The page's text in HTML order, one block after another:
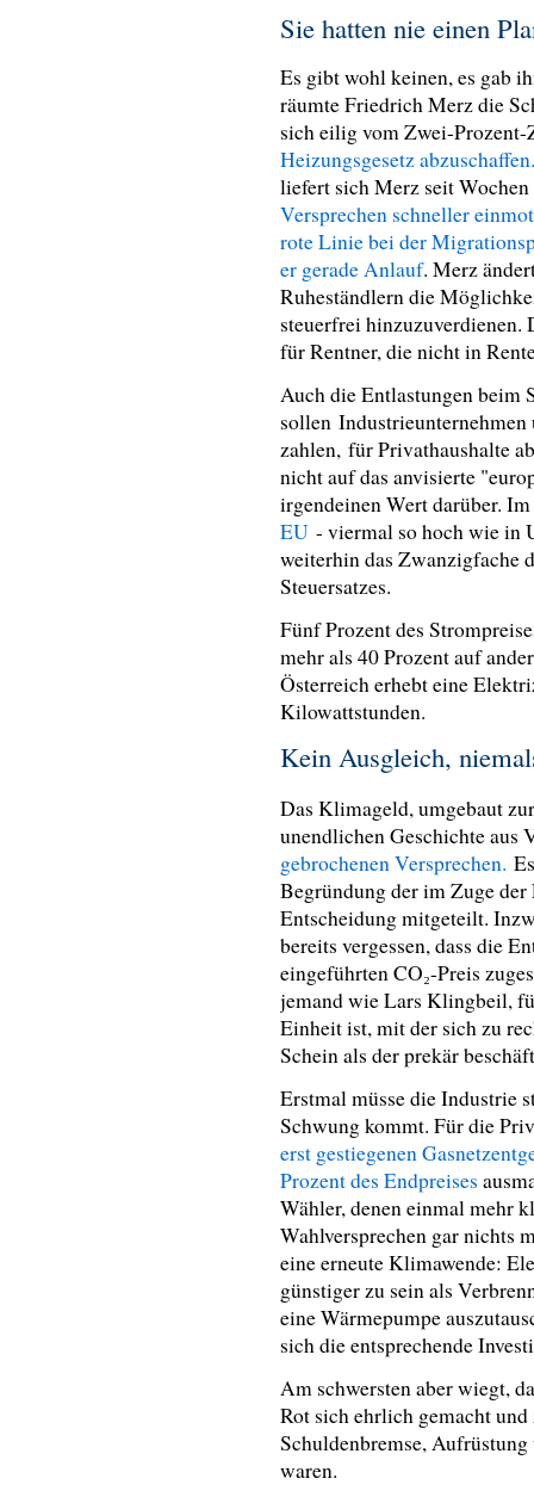
Sie hatten nie einen
Es gibt wohl keinen, es gab
räumte Friedrich Merz die
sich eilig vom Zwei-Prozent-
Heizungsgesetz abzuschaffen.
liefert sich Merz seit
Versprechen schneller
rote Linie bei der
er gerade Anlauf. Merz
Ruheständlern die
steuerfrei hinzuzuverdienen.
für Rentner, die nicht in
Auch die Entlastungen beim
sollen
zahlen, für Privathaushalte
nicht auf das anvisierte
irgendeinen Wert darüber.
EU - viermal so hoch wie in
weiterhin das Zwanzigfache
Steuersatzes.
Fünf Prozent des
mehr als 40 Prozent auf
Österreich erhebt eine
Kilowattstunden.
Kein Ausgleich,
Das Klimageld, umgebaut
unendlichen Geschichte aus
gebrochenen Versprechen.
Begründung der im Zuge
Entscheidung mitgeteilt.
bereits vergessen, dass die
eingeführten CO₂-Preis
jemand wie Lars Klingbeil,
Einheit ist, mit der sich zu
Schein als der prekär
Erstmal müsse die Industrie
Schwung kommt. Für die
erst gestiegenen
Prozent des Endpreises
Wähler, denen einmal mehr
Wahlversprechen gar nichts
eine erneute Klimawende:
günstiger zu sein als
eine Wärmepumpe
sich die entsprechende
Am schwersten aber wiegt,
Rot sich ehrlich gemacht und
Schuldenbremse,
waren.